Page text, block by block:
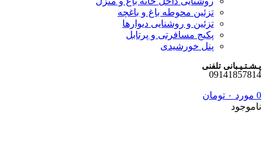
تزئین محوطه باغ و باغچه
تزئین و روشنایی دیوارها
پکیج مسافرتی و پرتابل
پنل خورشیدی
پـشـتـیـبانی تلفنی
09141857814
0 مورد ۰ تومان
ناموجود